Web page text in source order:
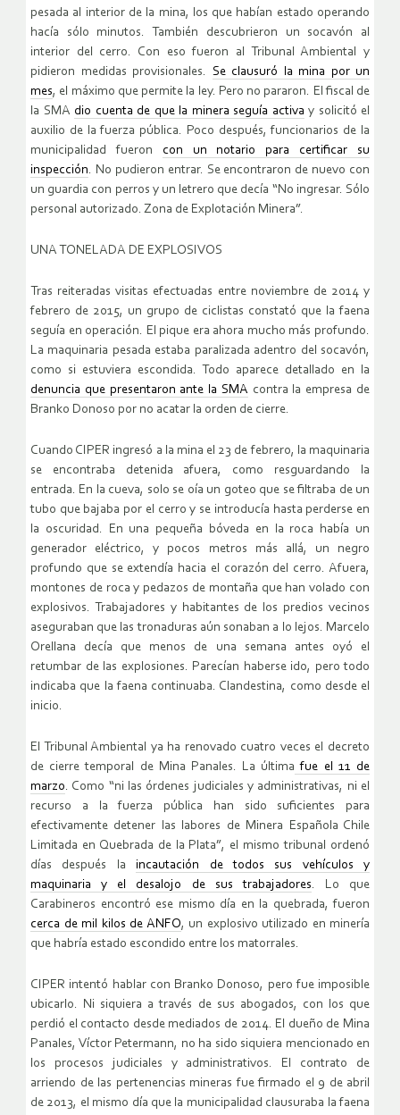
pesada al interior de la mina, los que habían estado operando
hacía sólo minutos. También descubrieron un socavón al
interior del cerro. Con eso fueron al Tribunal Ambiental y
pidieron medidas provisionales. Se clausuró la mina por un
mes, el máximo que permite la ley. Pero no pararon. El fiscal de
la SMA dio cuenta de que la minera seguía activay solicitó el
auxilio de la fuerza pública. Poco después, funcionarios de la
municipalidad fueron con un notario para certificar su
inspección. No pudieron entrar. Se encontraron de nuevo con
un guardia con perros y un letrero que decía “No ingresar. Sólo
personal autorizado. Zona de Explotación Minera”.
UNA TONELADA DE EXPLOSIVOS
Tras reiteradas visitas efectuadas entre noviembre de 2014 y
febrero de 2015, un grupo de ciclistas constató que la faena
seguía en operación. El pique era ahora mucho más profundo.
La maquinaria pesada estaba paralizada adentro del socavón,
como si estuviera escondida. Todo aparece detallado en la
denuncia que presentaron ante la SMAcontra la empresa de
Branko Donoso por no acatar la orden de cierre.
Cuando CIPER ingresó a la mina el 23 de febrero, la maquinaria
se encontraba detenida afuera, como resguardando la
entrada. En la cueva, solo se oía un goteo que se filtraba de un
tubo que bajaba por el cerro y se introducía hasta perderse en
la oscuridad. En una pequeña bóveda en la roca había un
generador eléctrico, y pocos metros más allá, un negro
profundo que se extendía hacia el corazón del cerro. Afuera,
montones de roca y pedazos de montaña que han volado con
explosivos. Trabajadores y habitantes de los predios vecinos
aseguraban que las tronaduras aún sonaban a lo lejos. Marcelo
Orellana decía que menos de una semana antes oyó el
retumbar de las explosiones. Parecían haberse ido, pero todo
indicaba que la faena continuaba. Clandestina, como desde el
inicio.
El Tribunal Ambiental ya ha renovado cuatro veces el decreto
de cierre temporal de Mina Panales. La última fue el 11 de
marzo. Como “ni las órdenes judiciales y administrativas, ni el
recurso a la fuerza pública han sido suficientes para
efectivamente detener las labores de Minera Española Chile
Limitada en Quebrada de la Plata”, el mismo tribunal ordenó
días después la incautación de todos sus vehículos y
maquinaria y el desalojo de sus trabajadores. Lo que
Carabineros encontró ese mismo día en la quebrada, fueron
cerca de mil kilos de ANFO, un explosivo utilizado en minería
que habría estado escondido entre los matorrales.
CIPER intentó hablar con Branko Donoso, pero fue imposible
ubicarlo. Ni siquiera a través de sus abogados, con los que
perdió el contacto desde mediados de 2014. El dueño de Mina
Panales, Víctor Petermann, no ha sido siquiera mencionado en
los procesos judiciales y administrativos. El contrato de
arriendo de las pertenencias mineras fue firmado el 9 de abril
de 2013, el mismo día que la municipalidad clausuraba la faena